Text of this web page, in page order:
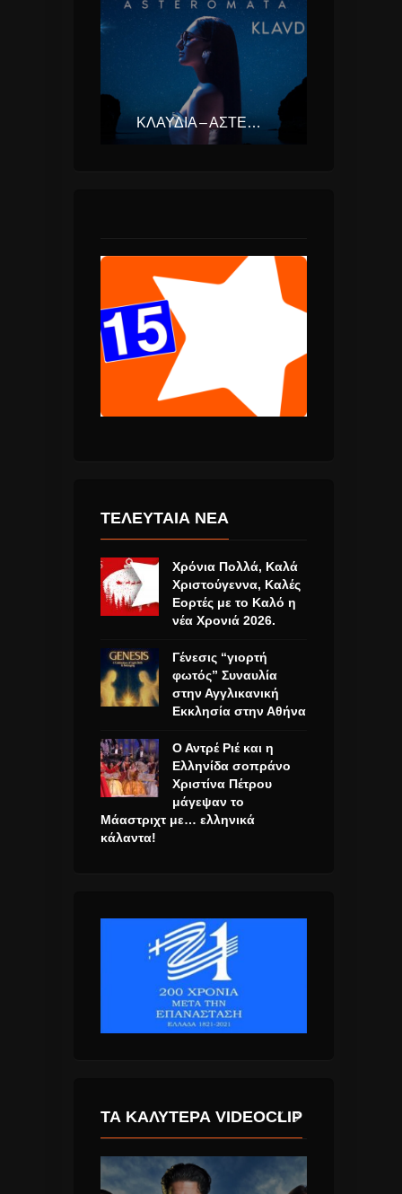
ΚΛΑΥΔΊΑ – ΑΣΤΕΡΟΜΆΤΑ (EUROVISION ΕΛΛΆΔΑ 2025)
ΤΕΛΕΥΤΑΙΑ ΝΕΑ
Χρόνια Πολλά, Καλά
Χριστούγεννα, Καλές
Εορτές με το Καλό η
νέα Χρονιά 2026.
Γένεσις “γιορτή
φωτός” Συναυλία
στην Αγγλικανική
Εκκλησία στην Αθήνα
Ο Αντρέ Ριέ και η
Ελληνίδα σοπράνο
Χριστίνα Πέτρου
μάγεψαν το
Μάαστριχτ με… ελληνικά
κάλαντα!
ΤΑ ΚΑΛΎΤΕΡΑ VIDEOCLIP